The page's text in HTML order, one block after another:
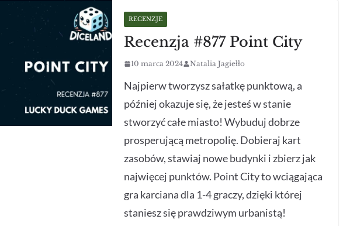
RECENZJE
Recenzja #877 Point City
10 marca 2024 Natalia Jagiełło
Najpierw tworzysz sałatkę punktową, a
później okazuje się, że jesteś w stanie
stworzyć całe miasto! Wybuduj dobrze
prosperującą metropolię. Dobieraj kart
zasobów, stawiaj nowe budynki i zbierz jak
najwięcej punktów. Point City to wciągająca
gra karciana dla 1-4 graczy, dzięki której
staniesz się prawdziwym urbanistą!